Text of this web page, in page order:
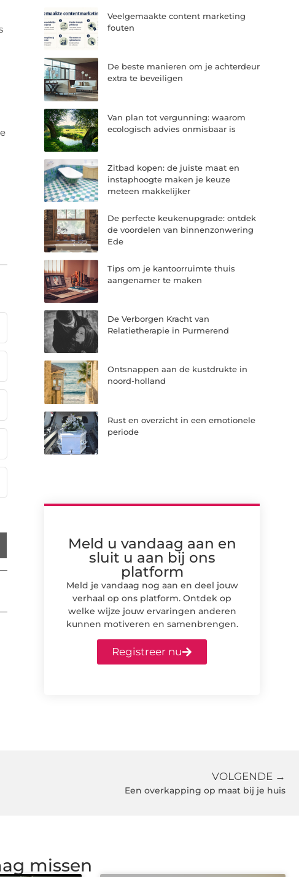
Veelgemaakte content marketing
fouten
De beste manieren om je achterdeur
extra te beveiligen
Van plan tot vergunning: waarom
ecologisch advies onmisbaar is
Zitbad kopen: de juiste maat en
instaphoogte maken je keuze
meteen makkelijker
De perfecte keukenupgrade: ontdek
de voordelen van binnenzonwering
Ede
Tips om je kantoorruimte thuis
aangenamer te maken
De Verborgen Kracht van
Relatietherapie in Purmerend
Ontsnappen aan de kustdrukte in
noord-holland
Rust en overzicht in een emotionele
periode
Meld u vandaag aan en
sluit u aan bij ons
platform
Meld je vandaag nog aan en deel jouw
verhaal op ons platform. Ontdek op
welke wijze jouw ervaringen anderen
kunnen motiveren en samenbrengen.
Registreer nu
VOLGENDE →
Een overkapping op maat bij je huis
missen